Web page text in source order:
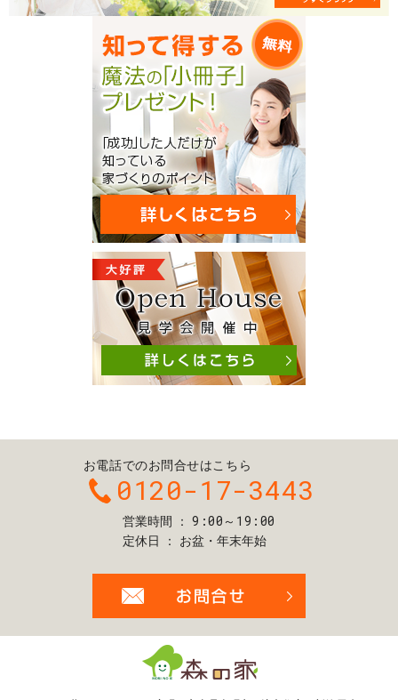
お電話でのお問合せはこちら
0120-17-3443
営業時間 9:00～19:00
定休日 お盆・年末年始